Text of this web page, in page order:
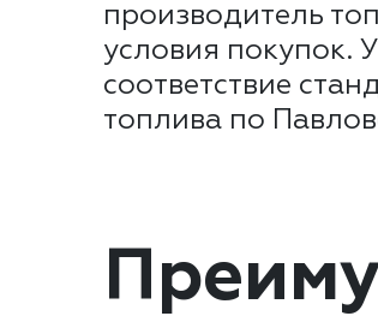
производитель
условия покупок.
соответствие
топлива по